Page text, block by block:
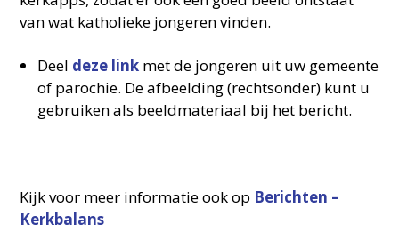
van wat katholieke jongeren vinden.
Deel deze link met de jongeren uit uw gemeente
of parochie. De afbeelding (rechtsonder) kunt u
gebruiken als beeldmateriaal bij het bericht.
Kijk voor meer informatie ook op Berichten –
Kerkbalans